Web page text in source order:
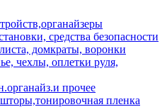
средства безопасности
домкраты, воронки
чехлы, оплетки руля,
прочее
пленка